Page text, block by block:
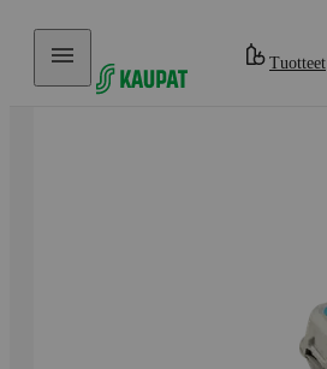
Hyppää sisältöön
Tuotteet